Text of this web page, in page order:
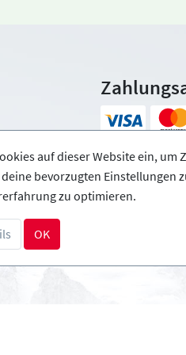
auf dieser Website ein, um
bevorzugten Einstellungen
zu optimieren.
OK